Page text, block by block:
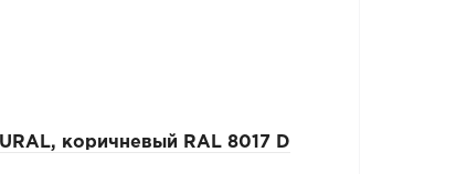
коричневый RAL 8017 D